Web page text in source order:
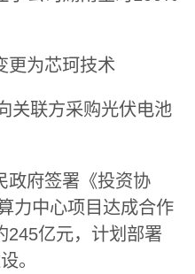
更为芯珂技术
关联方采购光伏电池
政府签署《投资协
力中心项目达成合作
245亿元，计划部署
。